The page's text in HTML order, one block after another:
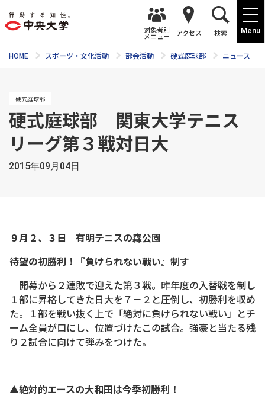
Menu
対象者別
メニュー アクセス 検索
HOME スポーツ・文化活動 部会活動 硬式庭球部 ニュース
硬式庭球部
硬式庭球部 関東大学テニス
リーグ第３戦対日大
2015年09月04日
９月２、３日 有明テニスの森公園
待望の初勝利！『負けられない戦い』制す
開幕から２連敗で迎えた第３戦。昨年度の入替戦を制し
１部に昇格してきた日大を７－２と圧倒し、初勝利を収め
た。１部を戦い抜く上で「絶対に負けられない戦い」とチ
ーム全員が口にし、位置づけたこの試合。強豪と当たる残
り２試合に向けて弾みをつけた。
▲絶対的エースの大和田は今季初勝利！